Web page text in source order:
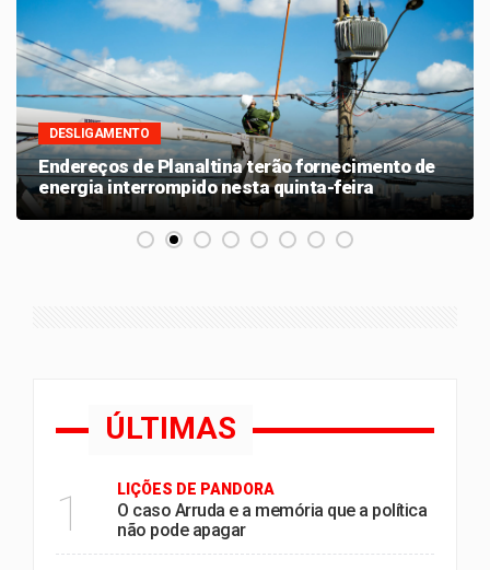
DESLIGAMENTO
Endereços de Planaltina terão fornecimento de
energia interrompido nesta quinta-feira
ÚLTIMAS
1 LIÇÕES DE PANDORA
O caso Arruda e a memória que a política
não pode apagar